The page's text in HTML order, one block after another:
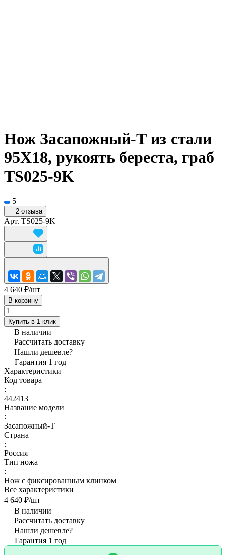
Нож Засапожный-Т из стали
95Х18, рукоять береста, граб
TS025-9K
5
2 отзыва
Арт. TS025-9K
4 640 ₽/шт
В корзину
Купить в 1 клик
В наличии
Рассчитать доставку
Нашли дешевле?
Гарантия 1 год
Характеристики
Код товара
:
442413
Название модели
:
Засапожный-Т
Страна
:
Россия
Тип ножа
:
Нож с фиксированным клинком
Все характеристики
4 640 ₽/шт
В наличии
Рассчитать доставку
Нашли дешевле?
Гарантия 1 год